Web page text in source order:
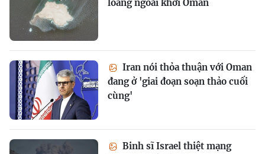
loang ngoài khơi Oman
Iran nói thỏa thuận với Oman
đang ở 'giai đoạn soạn thảo cuối
cùng'
Binh sĩ Israel thiệt mạng